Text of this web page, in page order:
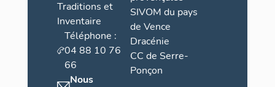
Traditions et
Inventaire
Téléphone :
04 88 10 76
66
Nous
SIVOM du pays
de Vence
Dracénie
CC de Serre-
Ponçon